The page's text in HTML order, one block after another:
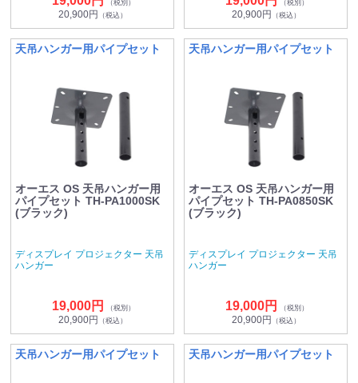
（税別）
20,900円 （税込）
（税別）
20,900円 （税込）
天吊ハンガー用パイプセット
オーエス OS 天吊ハンガー用
パイプセット TH-PA1000SK
(ブラック)
ディスプレイ プロジェクター 天吊
ハンガー
19,000円 （税別）
20,900円 （税込）
天吊ハンガー用パイプセット
オーエス OS 天吊ハンガー用
パイプセット TH-PA0850SK
(ブラック)
ディスプレイ プロジェクター 天吊
ハンガー
19,000円 （税別）
20,900円 （税込）
天吊ハンガー用パイプセット 天吊ハンガー用パイプセット